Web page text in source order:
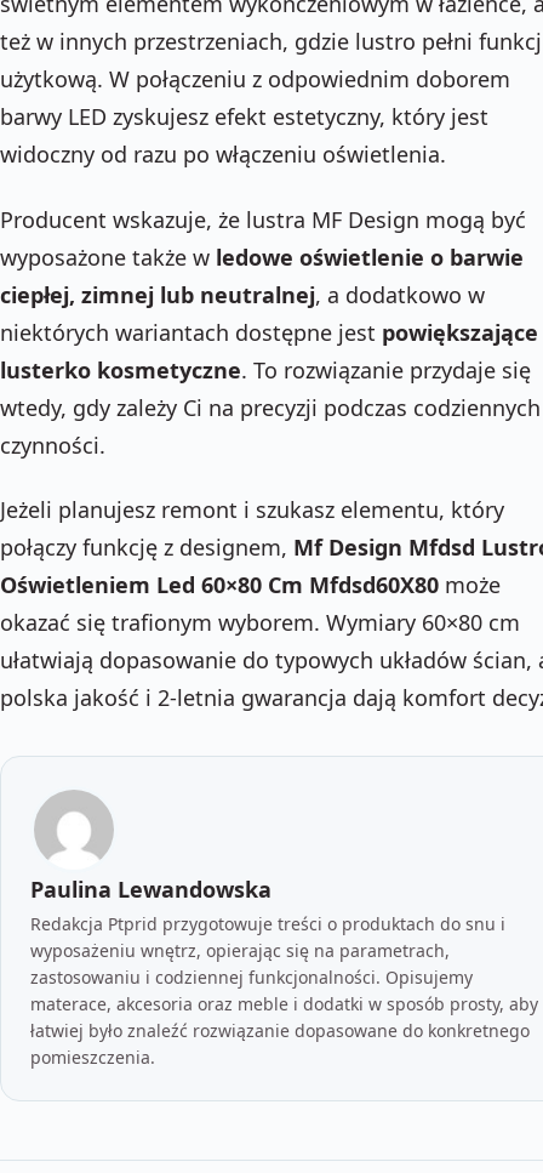
też w innych przestrzeniach, gdzie lustro pełni
użytkową. W połączeniu z odpowiednim doborem
barwy LED zyskujesz efekt estetyczny, który jest
widoczny od razu po włączeniu oświetlenia.
Producent wskazuje, że lustra MF Design mogą być
wyposażone także w ledowe oświetlenie o barwie
ciepłej, zimnej lub neutralnej, a dodatkowo w
niektórych wariantach dostępne jest powiększające
lusterko kosmetyczne. To rozwiązanie przydaje się
wtedy, gdy zależy Ci na precyzji podczas codziennych
czynności.
Jeżeli planujesz remont i szukasz elementu, który
połączy funkcję z designem, Mf Design Mfdsd
Oświetleniem Led 60×80 Cm Mfdsd60X80 może
okazać się trafionym wyborem. Wymiary 60×80 cm
ułatwiają dopasowanie do typowych układów ścian,
polska jakość i 2-letnia gwarancja dają komfort
Paulina Lewandowska
Redakcja Ptprid przygotowuje treści o produktach do snu i
wyposażeniu wnętrz, opierając się na parametrach,
zastosowaniu i codziennej funkcjonalności. Opisujemy
materace, akcesoria oraz meble i dodatki w sposób prosty, aby
łatwiej było znaleźć rozwiązanie dopasowane do konkretnego
pomieszczenia.